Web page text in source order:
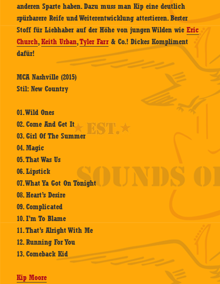
anderen Sparte haben. Dazu muss man Kip eine deutlich
spürbarere Reife und Weiterentwicklung attestieren. Bester
Stoff für Liebhaber auf der Höhe von jungen Wilden wieEric
Church,Keith Urban,Tyler Farr & Co.! Dickes Kompliment
dafür!
MCA Nashville (2015)
Stil: New Country
01. Wild Ones
02. Come And Get It
03. Girl Of The Summer
04. Magic
05. That Was Us
06. Lipstick
07. What Ya Got On Tonight
08. Heart’s Desire
09. Complicated
10. I’m To Blame
11. That’s Alright With Me
12. Running For You
13. Comeback Kid
Kip Moore